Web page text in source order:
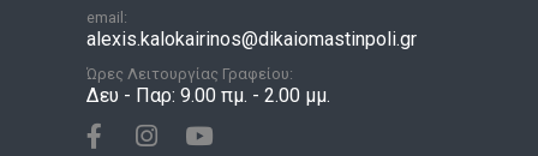
email:
alexis.kalokairinos@dikaiomastinpoli.gr
Ώρες Λειτουργίας Γραφείου:
Δευ - Παρ: 9.00 πμ. - 2.00 μμ.